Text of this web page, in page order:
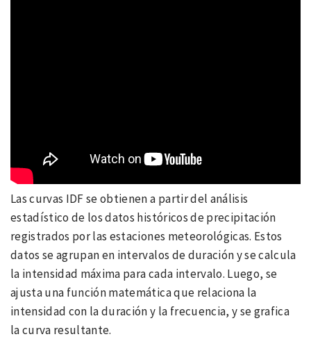
Las curvas IDF se obtienen a partir del análisis
estadístico de los datos históricos de precipitación
registrados por las estaciones meteorológicas. Estos
datos se agrupan en intervalos de duración y se calcula
la intensidad máxima para cada intervalo. Luego, se
ajusta una función matemática que relaciona la
intensidad con la duración y la frecuencia, y se grafica
la curva resultante.